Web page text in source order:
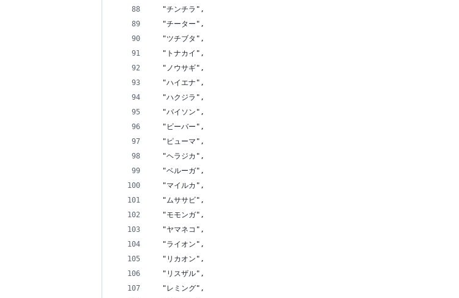
  "チンチラ",
  "チーター",
  "ツチブタ",
  "トナカイ",
  "ノウサギ",
  "ハイエナ",
  "ハクジラ",
  "バイソン",
  "ビーバー",
  "ピューマ",
  "ヘラジカ",
  "ベルーガ",
  "マイルカ",
  "ムササビ",
  "モモンガ",
  "ヤマネコ",
  "ライオン",
  "リカオン",
  "リスザル",
  "レミング",